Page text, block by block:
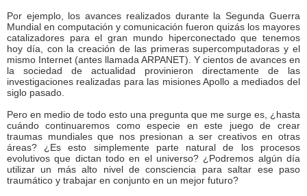
Por ejemplo, los avances realizados durante la Segunda Guerra
Mundial en computación y comunicación fueron quizás los mayores
catalizadores para el gran mundo hiperconectado que tenemos
hoy día, con la creación de las primeras supercomputadoras y el
mismo Internet (antes llamada ARPANET). Y cientos de avances en
la sociedad de actualidad provinieron directamente de las
investigaciones realizadas para las misiones Apollo a mediados del
siglo pasado.
Pero en medio de todo esto una pregunta que me surge es, ¿hasta
cuándo continuaremos como especie en este juego de crear
traumas mundiales que nos presionan a ser creativos en otras
áreas? ¿Es esto simplemente parte natural de los procesos
evolutivos que dictan todo en el universo? ¿Podremos algún día
utilizar un más alto nivel de consciencia para saltar ese paso
traumático y trabajar en conjunto en un mejor futuro?